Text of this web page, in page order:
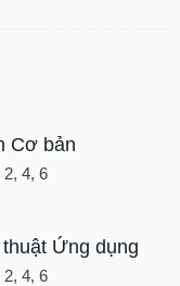
Cơ bản
2, 4, 6
Ứng dụng
2, 4, 6